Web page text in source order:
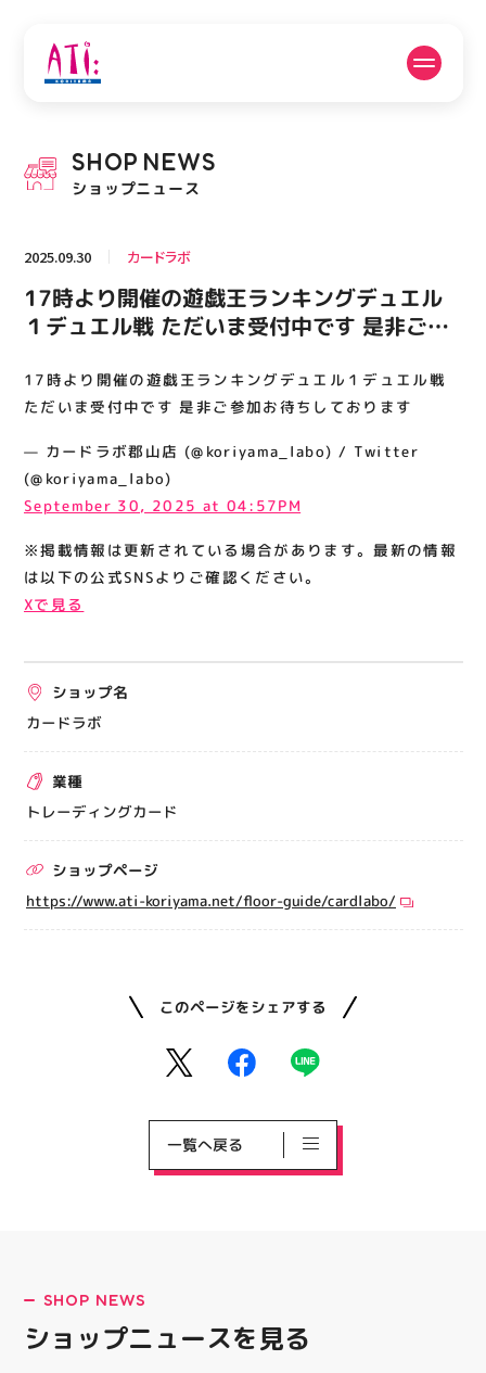
PICK UP NEWS
ピックアップニュース
フロアガイド 営業時間
ACCESS
アクセス・駐車場
RECRUIT
スタッフ募集
関連情報
お知らせ
お問い合わせ
プライバシーポリシー
運営会社
出店をご検討の方へ
テナント出店募集
アティビジョンについて
SHOP NEWS
ショップニュース
2025.09.30 カードラボ
17時より開催の遊戯王ランキングデュエル
１デュエル戦 ただいま受付中です 是非ご参
17時より開催の遊戯王ランキングデュエル１デュエル戦
ただいま受付中です 是非ご参加お待ちしております
— カードラボ郡山店 (@koriyama_labo) / Twitter
(@koriyama_labo)
September 30, 2025 at 04:57PM
※掲載情報は更新されている場合があります。最新の情報
は以下の公式SNSよりご確認ください。
Xで見る
ショップ名
カードラボ
業種
トレーディングカード
ショップページ
https://www.ati-koriyama.net/floor-guide/cardlabo/
このページをシェアする
一覧へ戻る
SHOP NEWS
ショップニュースを見る